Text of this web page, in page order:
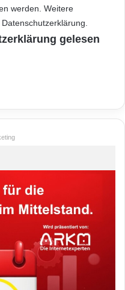
werden. Weitere
Datenschutzerklärung.
gelesen